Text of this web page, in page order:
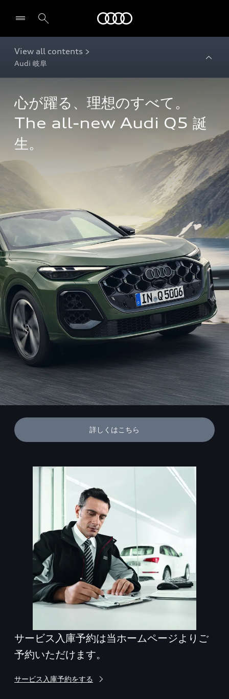
View all contents >
Audi 岐阜
心が躍る、理想のすべて。
The all-new Audi Q5 誕
生。
詳しくはこちら
サービス入庫予約は当ホームページよりご
予約いただけます。
サービス入庫予約をする